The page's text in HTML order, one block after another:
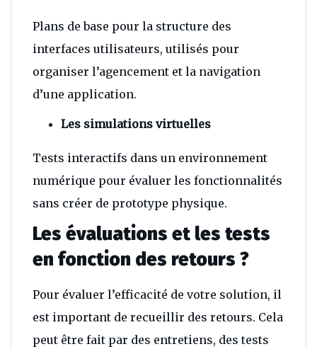
Plans de base pour la structure des
interfaces utilisateurs, utilisés pour
organiser l’agencement et la navigation
d’une application.
Les simulations virtuelles
Tests interactifs dans un environnement
numérique pour évaluer les fonctionnalités
sans créer de prototype physique.
Les évaluations et les tests
en fonction des retours ?
Pour évaluer l’efficacité de votre solution, il
est important de recueillir des retours. Cela
peut être fait par des entretiens, des tests